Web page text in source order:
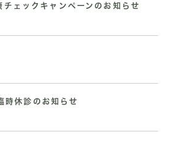
チェックキャンペーンのお知らせ
休診のお知らせ